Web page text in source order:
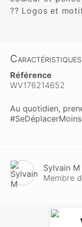
?? Logos et
Caractéristiques
Référence
WV176214652
Au quotidien,
Sylvain M
Membre